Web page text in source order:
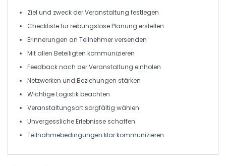
Ziel und zweck der Veranstaltung festlegen
Checkliste fürreibungslose Planung erstellen
Erinnerungen an Teilnehmer versenden
Mit allen Beteiligten kommunizieren
Feedbacknach der Veranstaltung einholen
Netzwerken und Beziehungen stärken
WichtigeLogistikbeachten
Veranstaltungsort sorgfältig wählen
UnvergesslicheErlebnisse schaffen
Teilnahmebedingungen klarkommunizieren